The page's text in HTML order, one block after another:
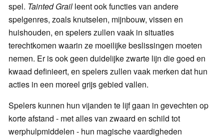
spel. Tainted Grail leent ook functies van andere
spelgenres, zoals knutselen, mijnbouw, vissen en
huishouden, en spelers zullen vaak in situaties
terechtkomen waarin ze moeilijke beslissingen moeten
nemen. Er is ook geen duidelijke zwarte lijn die goed en
kwaad definieert, en spelers zullen vaak merken dat hun
acties in een moreel grijs gebied vallen.
Spelers kunnen hun vijanden te lijf gaan in gevechten op
korte afstand - met alles van zwaard en schild tot
werphulpmiddelen - hun magische vaardigheden